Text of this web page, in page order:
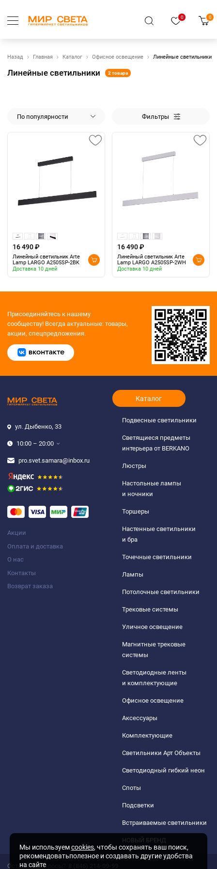
0 0
Назад Главная Каталог Офисное освещение Линейные светильники
Линейные светильники 2 товара
По популярности Фильтры
16 490 ₽
Линейный светильник Arte
Lamp LARGO A2505SP-2BK
Доставка 10 дней
16 490 ₽
Линейный светильник Arte
Lamp LARGO A2505SP-2WH
Доставка 10 дней
Присоединяйтесь к нашему
сообществу! Всегда актуальные: товары,
акции, спецпредложения.
ул. Дыбенко, 33
10:00 – 20:00
pro.svet.samara@inbox.ru
Акции
Оплата и доставка
О нас
Контакты
Возврат заказа
Каталог
Подвесные светильники
Светящиеся предметы
интерьера от BERKANO
Люстры
Настольные лампы
и ночники
Торшеры
Настенные светильники
и бра
Точечные светильники
Лампы
Потолочные светильники
Трековые системы
Уличное освещение
Магнитные трековые
системы
Светодиодные ленты
и комплектующие
Офисное освещение
Аксессуары
Комплектующие
Светильники Арт Объекты
Светодиодный гибкий неон
Споты
Подсветки
Встраиваемые светильники
НОВЫЙ БРЕНД
Остались вопросы?
Мы используемcookies, чтобы сохранять ваш поиск,
рекомендоватьполезное и создавать другие удобства
на сайте